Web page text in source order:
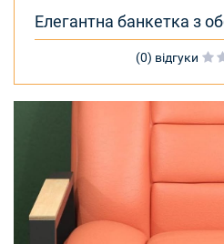
Елегантна банкетка з
(0) відгуки